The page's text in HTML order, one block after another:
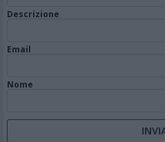
Descrizione
Email
Nome